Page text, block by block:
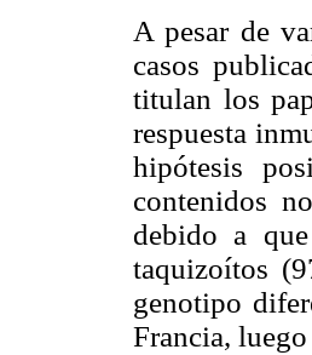
A pesar de
casos
titulan los
respuesta
hipótesis
contenidos
debido a
taquizoítos
genotipo
Francia,